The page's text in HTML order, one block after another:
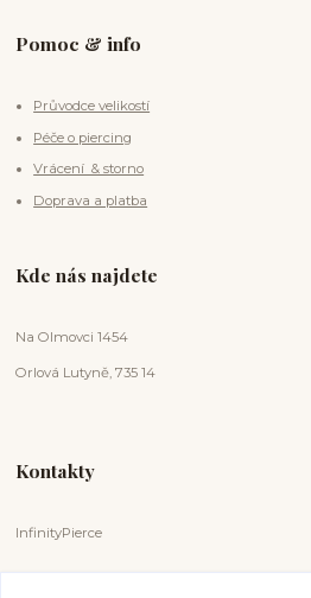
Pomoc & info
Průvodce velikostí
Péče o piercing
Vrácení & storno
Doprava a platba
Kde nás najdete
Na Olmovci 1454
Orlová Lutyně, 735 14
Kontakty
InfinityPierce